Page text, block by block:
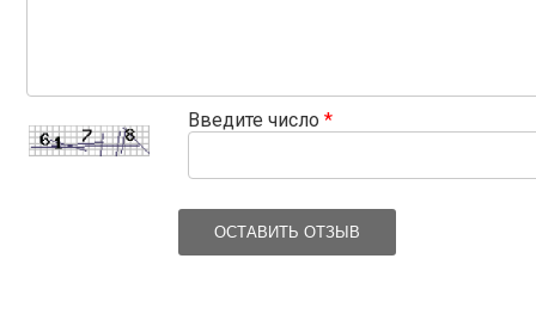
Введите число *
ОСТАВИТЬ ОТЗЫВ